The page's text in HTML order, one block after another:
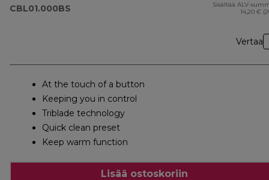
CBL01.000BS
Sisältää ALV-
14,20 €
Vertaa
At the touch of a button
Keeping you in control
Triblade technology
Quick clean preset
Keep warm function
Lisää ostoskoriin